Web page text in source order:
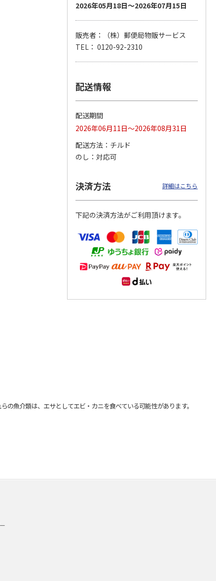
【グリーティング切
円…
4.8（11）
5,500円
4.6（7）
11,000円
2026年05月18日～2026年07月15日
販売者：（株）郵便局物販サービス
TEL： 0120-92-2310
配送情報
配送期間
2026年06月11日～2026年08月31日
配送方法
チルド
のし
対応可
決済方法 詳細はこちら
下記の決済方法がご利用頂けます。
魚介類は、エサとしてエビ・カニを食べている可能性があります。